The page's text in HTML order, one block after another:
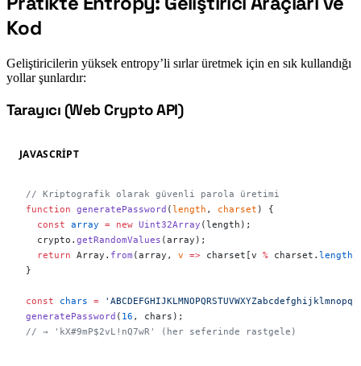
#
Kod
Geliştiricilerin yüksek entropy’li sırlar üretmek için en sık kullandığı
yollar şunlardır:
#
Tarayıcı (Web Crypto API)
JAVASCRIPT
// Kriptografik olarak güvenli parola üretimi
function generatePassword (length , charset ) {
  const
array = new Uint32Array (length);
  crypto.
getRandomValues (array);
  return
Array. from (array, v => charset[v % charset. length
}
const chars =
generatePassword ( 16 , chars);
// → 'kX#9mP$2vL!nQ7wR' (her seferinde rastgele)